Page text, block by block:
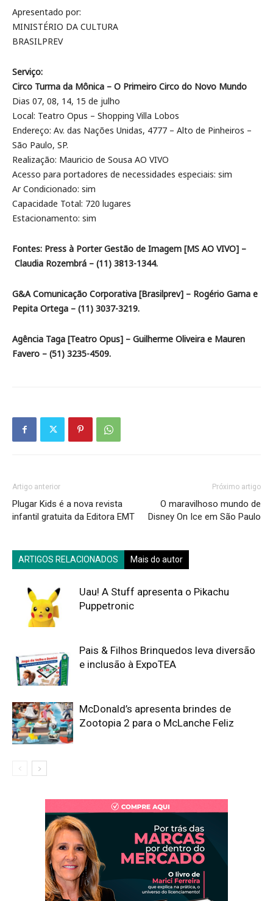
Apresentado por:
MINISTÉRIO DA CULTURA
BRASILPREV
Serviço:
Circo Turma da Mônica – O Primeiro Circo do Novo Mundo
Dias 07, 08, 14, 15 de julho
Local: Teatro Opus – Shopping Villa Lobos
Endereço: Av. das Nações Unidas, 4777 – Alto de Pinheiros –
São Paulo, SP.
Realização: Mauricio de Sousa AO VIVO
Acesso para portadores de necessidades especiais: sim
Ar Condicionado: sim
Capacidade Total: 720 lugares
Estacionamento: sim
Fontes: Press à Porter Gestão de Imagem [MS AO VIVO] –
Claudia Rozembrá – (11) 3813-1344.
G&A Comunicação Corporativa [Brasilprev] – Rogério Gama e
Pepita Ortega – (11) 3037-3219.
Agência Taga [Teatro Opus] – Guilherme Oliveira e Mauren
Favero – (51) 3235-4509.
Artigo anterior
Plugar Kids é a nova revista
infantil gratuita da Editora EMT
Próximo artigo
O maravilhoso mundo de
Disney On Ice em São Paulo
ARTIGOS RELACIONADOS Mais do autor
Uau! A Stuff apresenta o Pikachu
Puppetronic
Pais & Filhos Brinquedos leva diversão
e inclusão à ExpoTEA
McDonald’s apresenta brindes de
Zootopia 2 para o McLanche Feliz